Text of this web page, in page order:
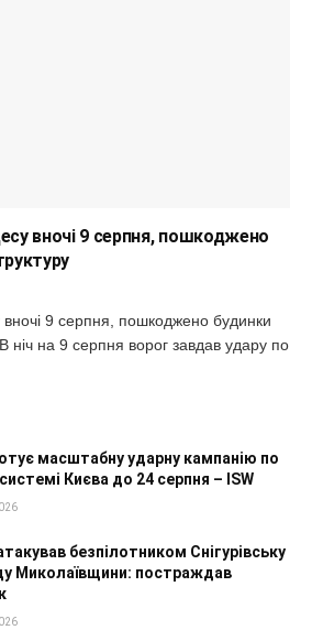
вночі 9 серпня, пошкоджено
9 серпня, пошкоджено будинки
ніч на 9 серпня ворог завдав удару по
масштабну ударну кампанію по
Києва до 24 серпня – ISW
безпілотником Снігурівську
Миколаївщини: постраждав